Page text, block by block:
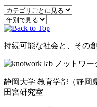
持続可能な社会と、その
静岡大学 教育学部 （静岡
田宮研究室